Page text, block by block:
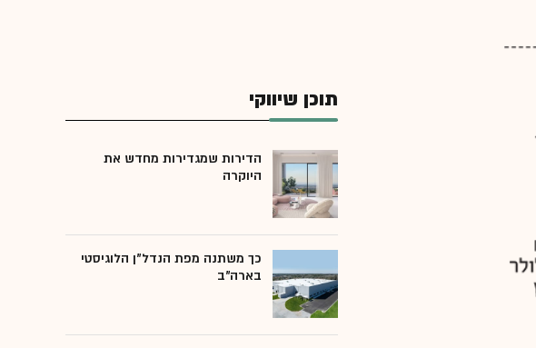
תוכן שיווקי
הדירות שמגדירות מחדש את
היוקרה
כך משתנה מפת הנדל"ן הלוגיסטי
בארה"ב